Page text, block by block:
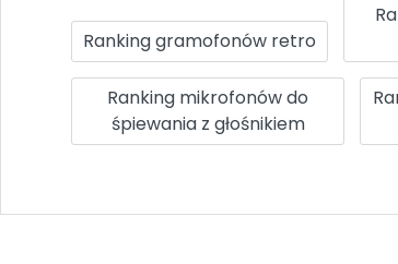
Ranking gramofonów retro
Ranking mikrofonów do
śpiewania z głośnikiem